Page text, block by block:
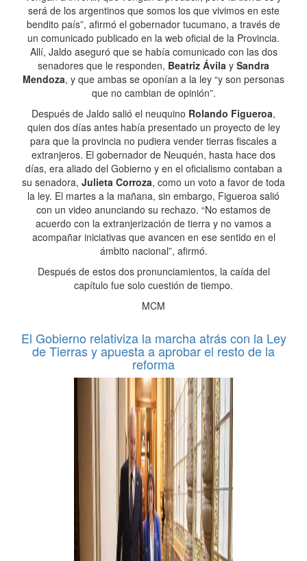
será de los argentinos que somos los que vivimos en este
bendito país”, afirmó el gobernador tucumano, a través de
un comunicado publicado en la web oficial de la Provincia.
Allí, Jaldo aseguró que se había comunicado con las dos
senadores que le responden, Beatriz Ávila y Sandra
Mendoza, y que ambas se oponían a la ley “y son personas
que no cambian de opinión”.
Después de Jaldo salió el neuquino Rolando Figueroa,
quien dos días antes había presentado un proyecto de ley
para que la provincia no pudiera vender tierras fiscales a
extranjeros. El gobernador de Neuquén, hasta hace dos
días, era aliado del Gobierno y en el oficialismo contaban a
su senadora, Julieta Corroza, como un voto a favor de toda
la ley. El martes a la mañana, sin embargo, Figueroa salió
con un video anunciando su rechazo. “No estamos de
acuerdo con la extranjerización de tierra y no vamos a
acompañar iniciativas que avancen en ese sentido en el
ámbito nacional”, afirmó.
Después de estos dos pronunciamientos, la caída del
capítulo fue solo cuestión de tiempo.
MCM
El Gobierno relativiza la marcha atrás con la Ley
de Tierras y apuesta a aprobar el resto de la
reforma